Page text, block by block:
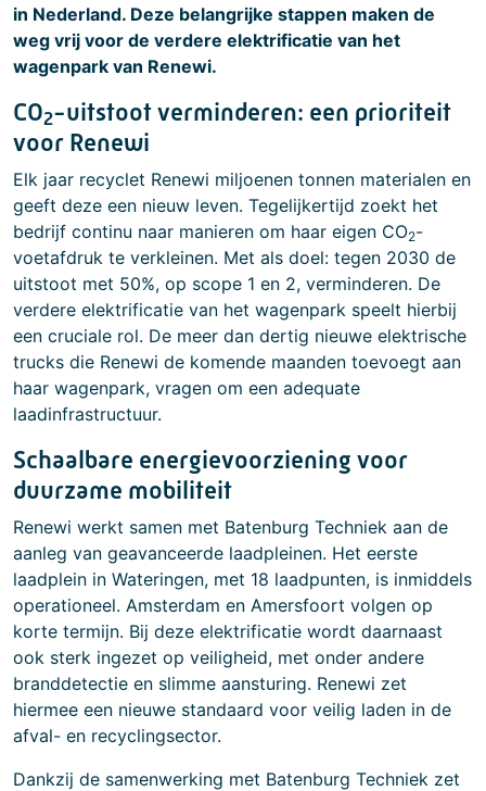
in Nederland. Deze belangrijke stappen maken de
weg vrij voor de verdere elektrificatie van het
wagenpark van Renewi.
CO2-uitstoot verminderen: een prioriteit
voor Renewi
Elk jaar recyclet Renewi miljoenen tonnen materialen en
geeft deze een nieuw leven. Tegelijkertijd zoekt het
bedrijf continu naar manieren om haar eigen CO2-
voetafdruk te verkleinen. Met als doel: tegen 2030 de
uitstoot met 50%, op scope 1 en 2, verminderen. De
verdere elektrificatie van het wagenpark speelt hierbij
een cruciale rol. De meer dan dertig nieuwe elektrische
trucks die Renewi de komende maanden toevoegt aan
haar wagenpark, vragen om een adequate
laadinfrastructuur.
Schaalbare energievoorziening voor
duurzame mobiliteit
Renewi werkt samen met Batenburg Techniek aan de
aanleg van geavanceerde laadpleinen. Het eerste
laadplein in Wateringen, met 18 laadpunten, is inmiddels
operationeel. Amsterdam en Amersfoort volgen op
korte termijn. Bij deze elektrificatie wordt daarnaast
ook sterk ingezet op veiligheid, met onder andere
branddetectie en slimme aansturing. Renewi zet
hiermee een nieuwe standaard voor veilig laden in de
afval- en recyclingsector.
Dankzij de samenwerking met Batenburg Techniek zet